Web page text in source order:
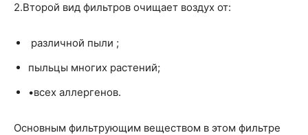
2.Второй вид фильтров очищает воздух от:
различной пыли ;
пыльцы многих растений;
•всех аллергенов.
Основным фильтрующим веществом в этом фильтре